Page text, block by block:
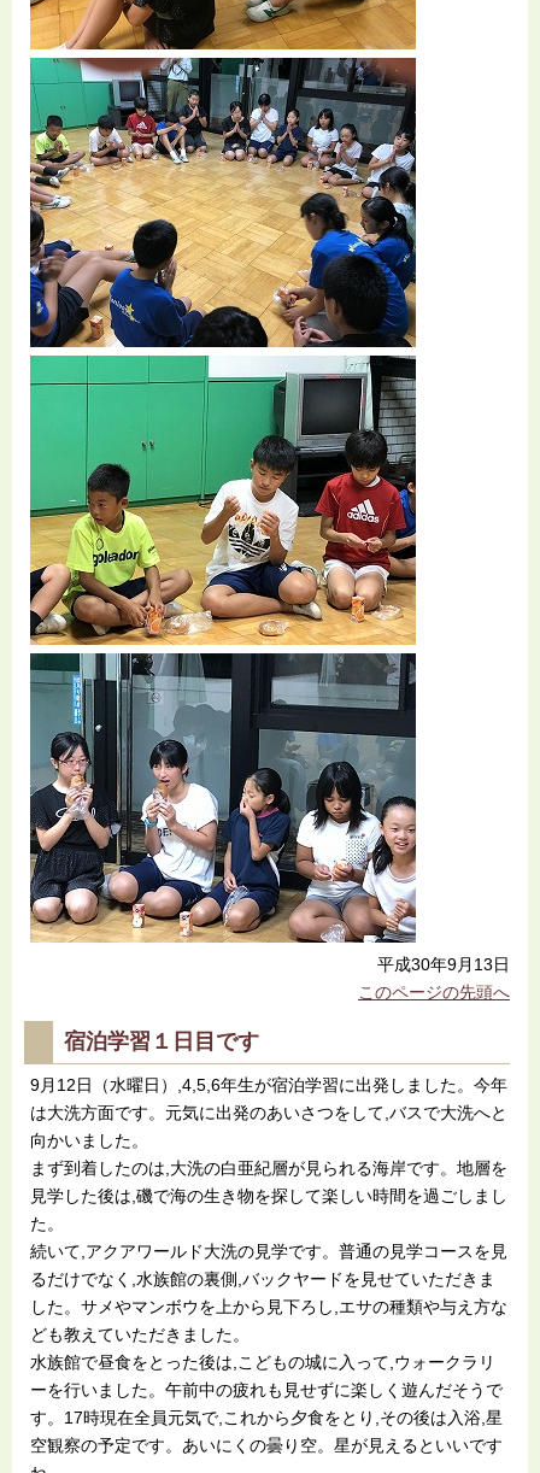
平成30年9月13日
このページの先頭へ
宿泊学習１日目です
9月12日（水曜日）,4,5,6年生が宿泊学習に出発しました。今年
は大洗方面です。元気に出発のあいさつをして,バスで大洗へと
向かいました。
まず到着したのは,大洗の白亜紀層が見られる海岸です。地層を
見学した後は,磯で海の生き物を探して楽しい時間を過ごしまし
た。
続いて,アクアワールド大洗の見学です。普通の見学コースを見
るだけでなく,水族館の裏側,バックヤードを見せていただきま
した。サメやマンボウを上から見下ろし,エサの種類や与え方な
ども教えていただきました。
水族館で昼食をとった後は,こどもの城に入って,ウォークラリ
ーを行いました。午前中の疲れも見せずに楽しく遊んだそうで
す。17時現在全員元気で,これから夕食をとり,その後は入浴,星
空観察の予定です。あいにくの曇り空。星が見えるといいです